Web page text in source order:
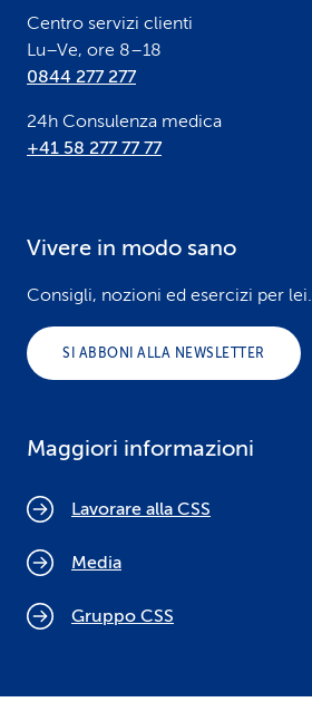
Centro servizi clienti
Lu–Ve, ore 8–18
0844 277 277
24h Consulenza medica
+41 58 277 77 77
Vivere in modo sano
Consigli, nozioni ed esercizi per lei.
SI ABBONI ALLA NEWSLETTER
Maggiori informazioni
Lavorare alla CSS
Media
Gruppo CSS